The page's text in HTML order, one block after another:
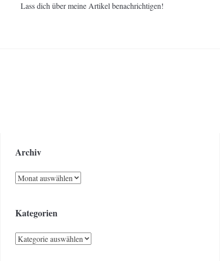
Lass dich über meine Artikel benachrichtigen!
Archiv
Archiv
Kategorien
Kategorien